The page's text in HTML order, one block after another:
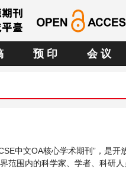
预 印 会 议
中文OA核心学术期刊”，是
范围内的科学家、学者、科研